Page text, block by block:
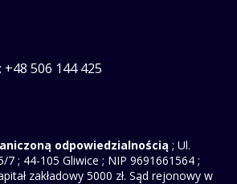
+48 506 144 425
odpowiedzialnością ; Ul.
; 44-105 Gliwice ; NIP 9691661564 ;
zakładowy 5000 zł. Sąd rejonowy w